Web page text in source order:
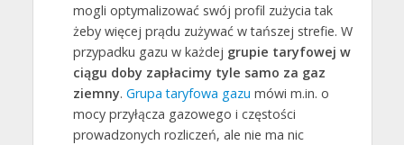
mogli optymalizować swój profil zużycia tak
żeby więcej prądu zużywać w tańszej strefie. W
przypadku gazu w każdej grupie taryfowej w
ciągu doby zapłacimy tyle samo za gaz
ziemny. Grupa taryfowa gazu mówi m.in. o
mocy przyłącza gazowego i częstości
prowadzonych rozliczeń, ale nie ma nic